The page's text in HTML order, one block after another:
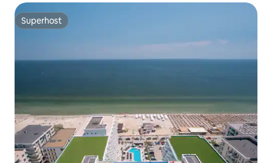
Superhost
Superhost